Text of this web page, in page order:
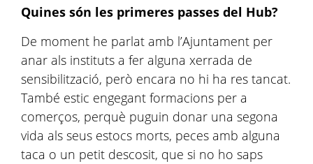
Quines són les primeres passes del Hub?
De moment he parlat amb l’Ajuntament per
anar als instituts a fer alguna xerrada de
sensibilització, però encara no hi ha res tancat.
També estic engegant formacions per a
comerços, perquè puguin donar una segona
vida als seus estocs morts, peces amb alguna
taca o un petit descosit, que si no ho saps